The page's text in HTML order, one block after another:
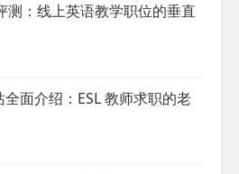
测：线上英语教学职位的垂直
面介绍：ESL 教师求职的老